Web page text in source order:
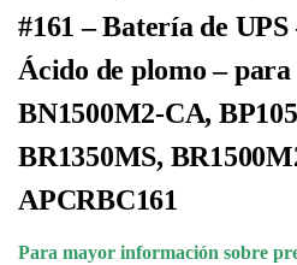
#161 – Batería de
Ácido de plomo –
BN1500M2-CA,
BR1350MS,
APCRBC161
Para mayor información sobre